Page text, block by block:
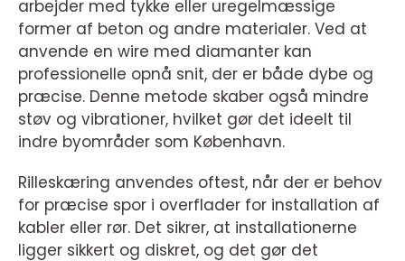
arbejder med tykke eller uregelmæssige
former af beton og andre materialer. Ved at
anvende en wire med diamanter kan
professionelle opnå snit, der er både dybe og
præcise. Denne metode skaber også mindre
støv og vibrationer, hvilket gør det ideelt til
indre byområder som København.
Rilleskæring anvendes oftest, når der er behov
for præcise spor i overflader for installation af
kabler eller rør. Det sikrer, at installationerne
ligger sikkert og diskret, og det gør det